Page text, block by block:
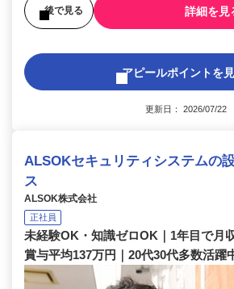
後で見る 詳細を見
アピールポイントを
更新日： 2026/07/
ALSOKセキュリティシステムの
ス
ALSOK株式会社
正社員
未経験OK・知識ゼロOK｜1年目で月
賞与平均137万円｜20代30代多数活躍